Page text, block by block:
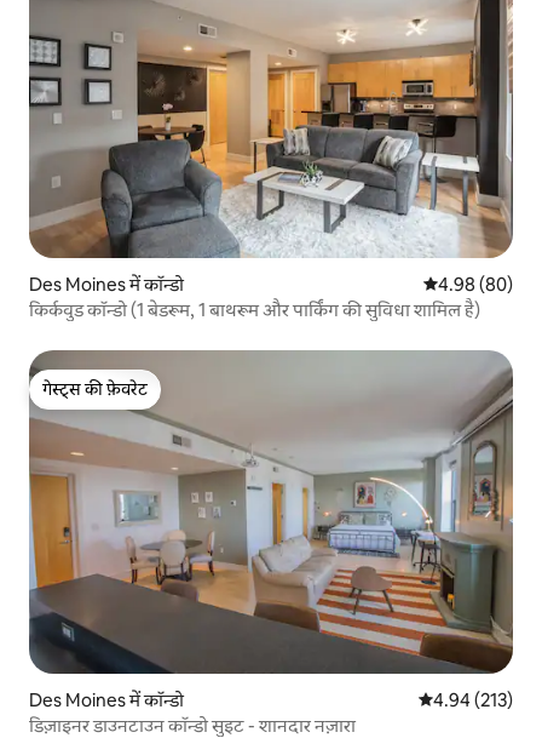
Des Moines में कॉन्डो औसत रेटिंग 5 में
4.98 (80)
किर्कवुड कॉन्डो (1 बेडरूम, 1 बाथरूम और पार्किंग की सुविधा शामिल है)
गेस्ट्स की फ़ेवरेट
गेस्ट्स की फ़ेवरेट
Des Moines में कॉन्डो औसत रेटिंग 5 में से
4.94 (213)
डिज़ाइनर डाउनटाउन कॉन्डो सुइट - शानदार नज़ारा